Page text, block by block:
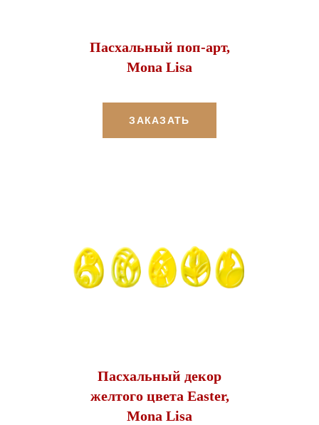
Пасхальный поп-арт,
Mona Lisa
ЗАКАЗАТЬ
Пасхальный декор
желтого цвета Easter,
Mona Lisa